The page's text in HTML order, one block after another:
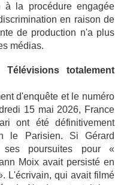
à la procédure engagée
en raison de
de production n'a plus
médias.
totalement
d'enquête et le numéro
15 mai 2026, France
ont été définitivement
le Parisien. Si Gérard
ses poursuites pour «
Moix avait persisté en
L'écrivain, qui avait filmé